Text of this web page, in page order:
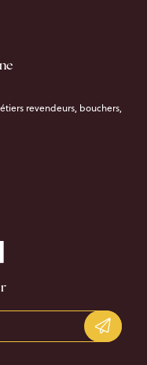
revendeurs, bouchers,